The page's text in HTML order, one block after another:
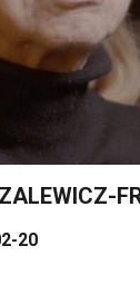
20